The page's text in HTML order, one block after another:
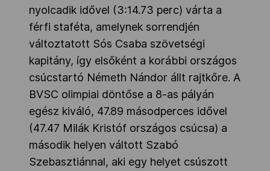
nyolcadik idővel (3:14.73 perc) várta a
férfi staféta, amelynek sorrendjén
változtatott Sós Csaba szövetségi
kapitány, így elsőként a korábbi országos
csúcstartó Németh Nándor állt rajtkőre. A
BVSC olimpiai döntőse a 8-as pályán
egész kiváló, 47.89 másodperces idővel
(47.47 Milák Kristóf országos csúcsa) a
második helyen váltott Szabó
Szebasztiánnal, aki egy helyet csúszott